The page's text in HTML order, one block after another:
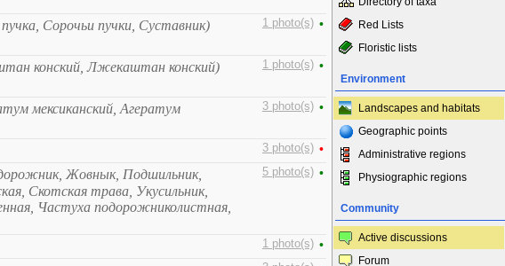
Сорочьи пучки, Суставник) 1 photo(s) •
конский, Лжекаштан конский) 1 photo(s) •
мексиканский, Агератум
3 photo(s) •
3 photo(s) •
Жовнык, Подшильник,
Скотская трава, Укусильник,
Частуха подорожниколистная,
5 photo(s) •
1 photo(s) •
Red Lists
Floristic lists
Environment
Landscapes and habitats
Geographic points
Administrative regions
Physiographic regions
Community
Active discussions
Forum